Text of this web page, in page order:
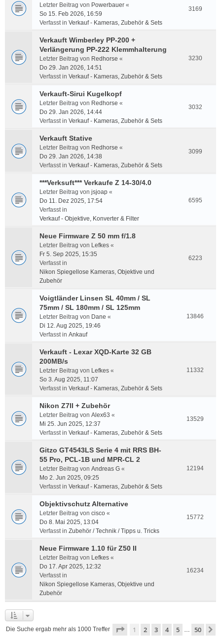
Letzter Beitrag von Powerbauer «
So 15. Feb 2026, 16:59
Verfasst in Verkauf - Kameras, Zubehör & Sets
3169
Verkauft Wimberley PP-200 +
Verlängerung PP-222 Klemmhalterung
Letzter Beitrag von Redhorse «
Do 29. Jan 2026, 14:51
Verfasst in Verkauf - Kameras, Zubehör & Sets
3230
Verkauft-Sirui Kugelkopf
Letzter Beitrag von Redhorse «
Do 29. Jan 2026, 14:44
Verfasst in Verkauf - Kameras, Zubehör & Sets
3032
Verkauft Stative
Letzter Beitrag von Redhorse «
Do 29. Jan 2026, 14:38
Verfasst in Verkauf - Kameras, Zubehör & Sets
3099
***Verksuft*** Verkaufe Z 14-30/4.0
Letzter Beitrag von jsjoap «
Do 11. Dez 2025, 17:54
Verfasst in
Verkauf - Objektive, Konverter & Filter
6595
Neue Firmware Z 50 mm f/1.8
Letzter Beitrag von Lefkes «
Fr 5. Sep 2025, 15:35
Verfasst in
Nikon Spiegellose Kameras, Objektive und
Zubehör
6223
Voigtländer Linsen SL 40mm / SL
75mm / SL 180mm / SL 125mm
Letzter Beitrag von Dane «
Di 12. Aug 2025, 19:46
Verfasst in Ankauf
13846
Verkauft - Lexar XQD-Karte 32 GB
200MB/s
Letzter Beitrag von Lefkes «
So 3. Aug 2025, 11:07
Verfasst in Verkauf - Kameras, Zubehör & Sets
11332
Nikon Z7II + Zubehör
Letzter Beitrag von Alex63 «
Mi 25. Jun 2025, 12:37
Verfasst in Verkauf - Kameras, Zubehör & Sets
13529
Gitzo GT4543LS Serie 4 mit RRS BH-
55 Pro, PCL-1B und MPR-CL 2
Letzter Beitrag von Andreas G «
Mo 2. Jun 2025, 09:25
Verfasst in Verkauf - Kameras, Zubehör & Sets
12194
Objektivschutz Alternative
Letzter Beitrag von cisco «
Do 8. Mai 2025, 13:04
Verfasst in Zubehör / Technik / Tipps u. Tricks
15772
Neue Firmware 1.10 für Z50 II
Letzter Beitrag von Lefkes «
Do 17. Apr 2025, 12:32
Verfasst in
Nikon Spiegellose Kameras, Objektive und
Zubehör
16234
Die Suche ergab mehr als 1000 Treffer Seite 1von 50
1 2 3 4 5 … 50